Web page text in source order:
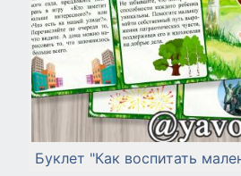
Буклет "Как воспитать